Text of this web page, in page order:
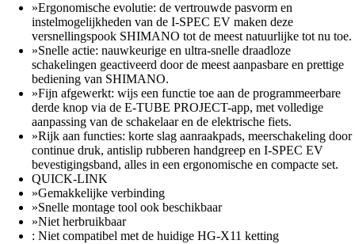
»Ergonomische evolutie: de vertrouwde pasvorm en
instelmogelijkheden van de I-SPEC EV maken deze
versnellingspook SHIMANO tot de meest natuurlijke tot nu toe.
»Snelle actie: nauwkeurige en ultra-snelle draadloze
schakelingen geactiveerd door de meest aanpasbare en prettige
bediening van SHIMANO.
»Fijn afgewerkt: wijs een functie toe aan de programmeerbare
derde knop via de E-TUBE PROJECT-app, met volledige
aanpassing van de schakelaar en de elektrische fiets.
»Rijk aan functies: korte slag aanraakpads, meerschakeling door
continue druk, antislip rubberen handgreep en I-SPEC EV
bevestigingsband, alles in een ergonomische en compacte set.
QUICK-LINK
»Gemakkelijke verbinding
»Snelle montage tool ook beschikbaar
»Niet herbruikbaar
: Niet compatibel met de huidige HG-X11 ketting